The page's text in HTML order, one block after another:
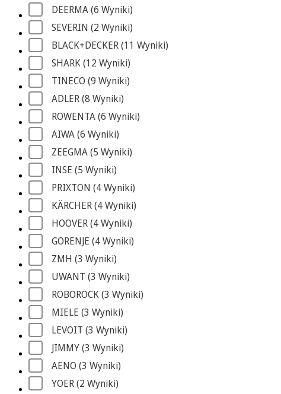
DEERMA (6 Wyniki)
SEVERIN (2 Wyniki)
BLACK+DECKER (11 Wyniki)
SHARK (12 Wyniki)
TINECO (9 Wyniki)
ADLER (8 Wyniki)
ROWENTA (6 Wyniki)
AIWA (6 Wyniki)
ZEEGMA (5 Wyniki)
INSE (5 Wyniki)
PRIXTON (4 Wyniki)
KÄRCHER (4 Wyniki)
HOOVER (4 Wyniki)
GORENJE (4 Wyniki)
ZMH (3 Wyniki)
UWANT (3 Wyniki)
ROBOROCK (3 Wyniki)
MIELE (3 Wyniki)
LEVOIT (3 Wyniki)
JIMMY (3 Wyniki)
AENO (3 Wyniki)
YOER (2 Wyniki)